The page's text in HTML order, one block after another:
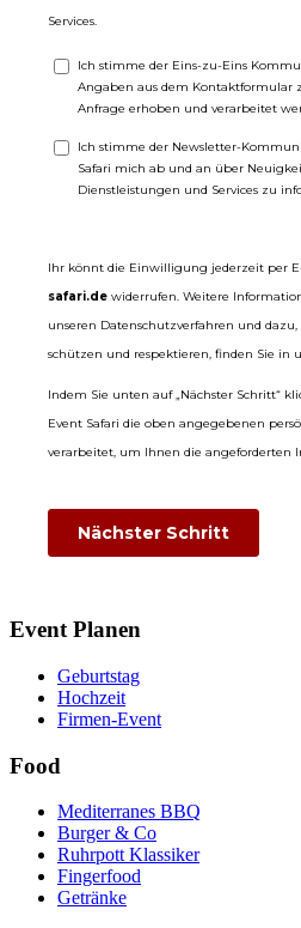
Event Planen
Geburtstag
Hochzeit
Firmen-Event
Food
Mediterranes BBQ
Burger & Co
Ruhrpott Klassiker
Fingerfood
Getränke